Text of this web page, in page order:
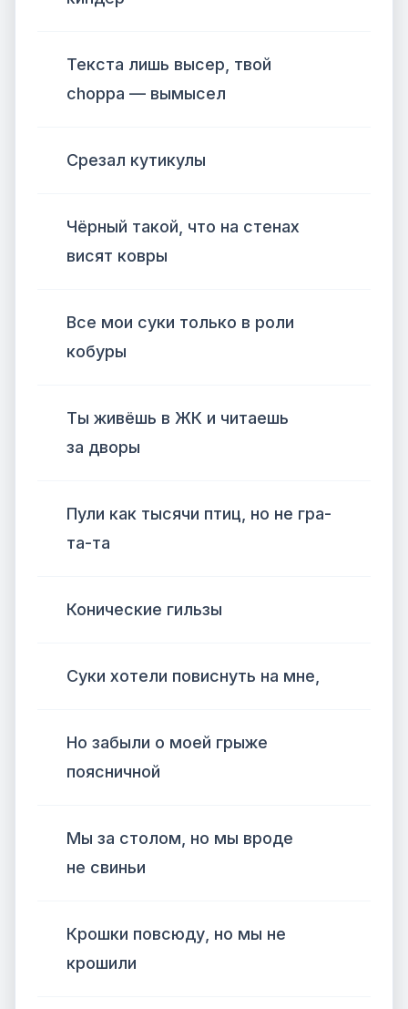
Текста лишь высер, твой
choppa — вымысел
Срезал кутикулы
Чёрный такой, что на стенах
висят ковры
Все мои суки только в роли
кобуры
Ты живёшь в ЖК и читаешь
за дворы
Пули как тысячи птиц, но не гра-
та-та
Конические гильзы
Суки хотели повиснуть на мне,
Но забыли о моей грыже
поясничной
Мы за столом, но мы вроде
не свиньи
Крошки повсюду, но мы не
крошили